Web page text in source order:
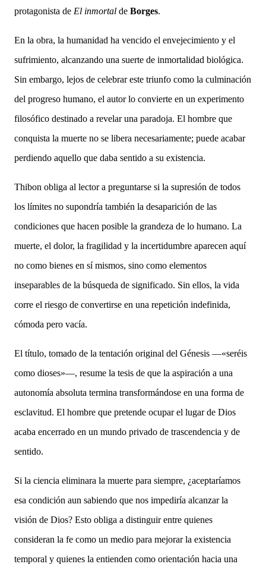
protagonista de El inmortal de Borges.
En la obra, la humanidad ha vencido el envejecimiento y el
sufrimiento, alcanzando una suerte de inmortalidad biológica.
Sin embargo, lejos de celebrar este triunfo como la culminación
del progreso humano, el autor lo convierte en un experimento
filosófico destinado a revelar una paradoja. El hombre que
conquista la muerte no se libera necesariamente; puede acabar
perdiendo aquello que daba sentido a su existencia.
Thibon obliga al lector a preguntarse si la supresión de todos
los límites no supondría también la desaparición de las
condiciones que hacen posible la grandeza de lo humano. La
muerte, el dolor, la fragilidad y la incertidumbre aparecen aquí
no como bienes en sí mismos, sino como elementos
inseparables de la búsqueda de significado. Sin ellos, la vida
corre el riesgo de convertirse en una repetición indefinida,
cómoda pero vacía.
El título, tomado de la tentación original del Génesis —«seréis
como dioses»—, resume la tesis de que la aspiración a una
autonomía absoluta termina transformándose en una forma de
esclavitud. El hombre que pretende ocupar el lugar de Dios
acaba encerrado en un mundo privado de trascendencia y de
sentido.
Si la ciencia eliminara la muerte para siempre, ¿aceptaríamos
esa condición aun sabiendo que nos impediría alcanzar la
visión de Dios? Esto obliga a distinguir entre quienes
consideran la fe como un medio para mejorar la existencia
temporal y quienes la entienden como orientación hacia una